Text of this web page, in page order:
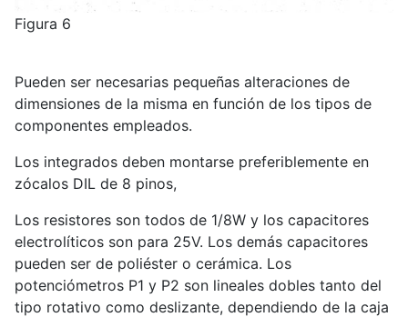
Figura 6
Pueden ser necesarias pequeñas alteraciones de
dimensiones de la misma en función de los tipos de
componentes empleados.
Los integrados deben montarse preferiblemente en
zócalos DIL de 8 pinos,
Los resistores son todos de 1/8W y los capacitores
electrolíticos son para 25V. Los demás capacitores
pueden ser de poliéster o cerámica. Los
potenciómetros P1 y P2 son lineales dobles tanto del
tipo rotativo como deslizante, dependiendo de la caja